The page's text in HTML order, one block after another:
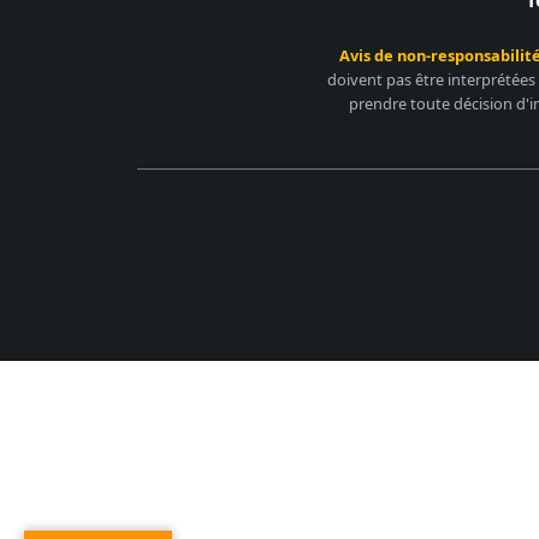
Avis de non-
doivent pas être
prendre toute décision